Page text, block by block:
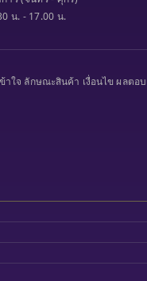
น. - 17.00 น.
าใจ ลักษณะสินค้า เงื่อนไข ผลตอ